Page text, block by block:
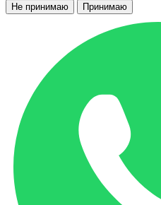
Не принимаю Принимаю